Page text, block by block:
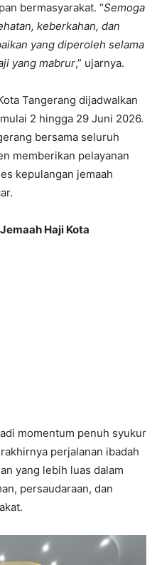
bermasyarakat. “Semoga
keberkahan, dan
yang diperoleh selama
yang mabrur,” ujarnya.
Tangerang dijadwalkan
2 hingga 29 Juni 2026.
bersama seluruh
memberikan pelayanan
kepulangan jemaah
Haji Kota
momentum penuh syukur
perjalanan ibadah
yang lebih luas dalam
persaudaraan, dan